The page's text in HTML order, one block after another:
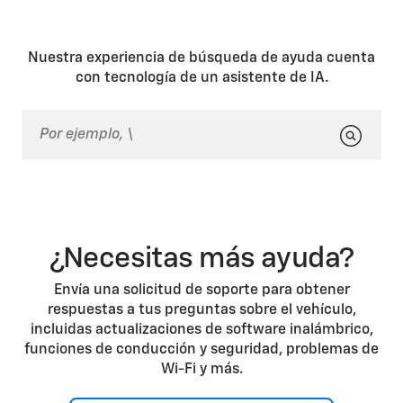
Nuestra experiencia de búsqueda de ayuda cuenta
con tecnología de un asistente de IA.
¿Necesitas más ayuda?
Envía una solicitud de soporte para obtener
respuestas a tus preguntas sobre el vehículo,
incluidas actualizaciones de software inalámbrico,
funciones de conducción y seguridad, problemas de
Wi-Fi y más.